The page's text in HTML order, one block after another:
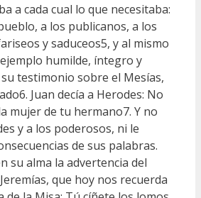
a cada cual lo que necesitaba:
a los publicanos, a los
y saduceos5, y al mismo
humilde, íntegro y
testimonio sobre el Mesías,
Juan decía a Herodes: No
mujer de tu hermano7. Y no
y a los poderosos, ni le
de sus palabras.
su alma la advertencia del
que hoy nos recuerda